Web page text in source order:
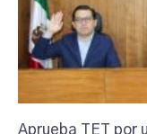
Aprueba TET por